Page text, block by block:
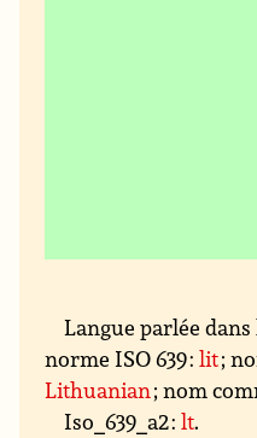
Langue parlée dans
norme ISO 639 :lit;
Lithuanian; nom
Iso_639_a2 :lt.